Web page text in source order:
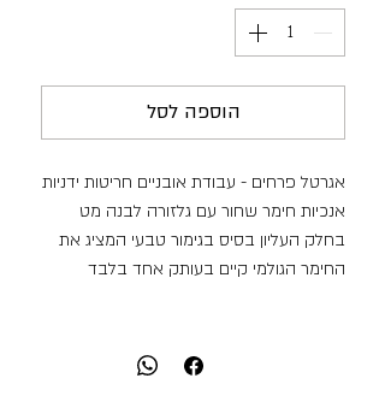
הוספה לסל
אגרטל פרחים - עבודת אובניים חריטות ידניות
אנכיות חימר שחור עם גלזורה לבנה מט
בחלק העליון בסיס בגימור טבעי המציג את
החימר הגולמי קיים בעותק אחד בלבד